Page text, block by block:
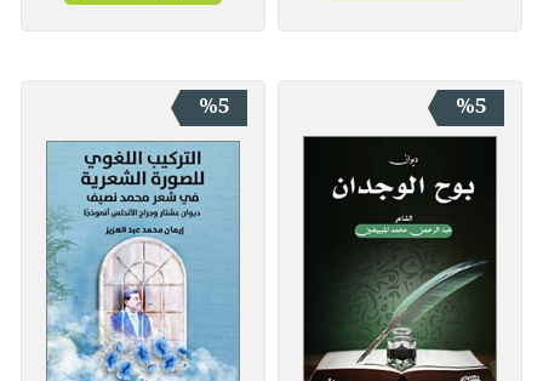
%5
%5